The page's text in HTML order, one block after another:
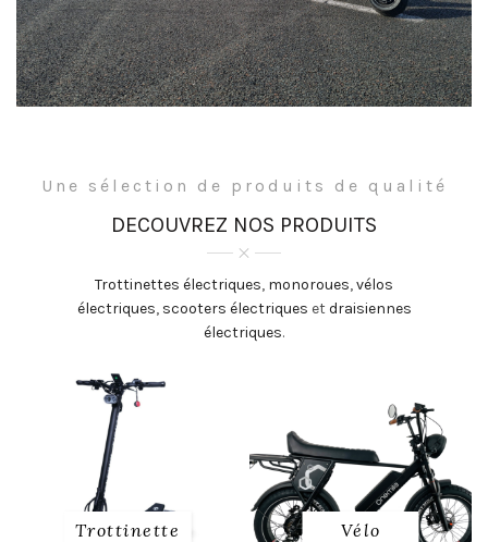
Une sélection de produits de qualité
DECOUVREZ NOS PRODUITS
Trottinettes électriques, monoroues,vélos
électriques, scooters électriques etdraisiennes
électriques.
Trottinette
Vélo